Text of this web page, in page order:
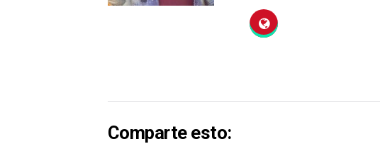
Comparte esto: